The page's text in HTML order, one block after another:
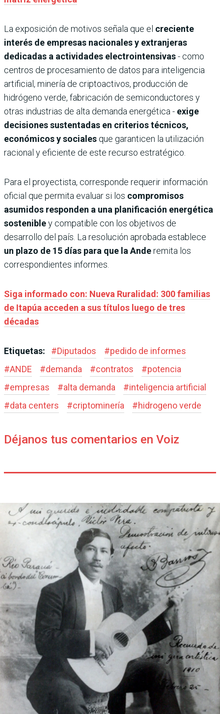
La exposición de motivos señala que el creciente
interés de empresas nacionales y extranjeras
dedicadas a actividades electrointensivas- como
centros de procesamiento de datos para inteligencia
artificial, minería de criptoactivos, producción de
hidrógeno verde, fabricación de semiconductores y
otras industrias de alta demanda energética - exige
decisiones sustentadas en criterios técnicos,
económicos y sociales que garanticen la utilización
racional y eficiente de este recurso estratégico.
Para el proyectista, corresponde requerir información
oficial que permita evaluar si los compromisos
asumidos responden a una planificación energética
sostenibley compatible con los objetivos de
desarrollo del país. La resolución aprobada establece
un plazo de 15 días para que la Anderemita los
correspondientes informes.
Siga informado con: Nueva Ruralidad: 300 familias
de Itapúa acceden a sus títulos luego de tres
décadas
Etiquetas: #Diputados #pedido de informes
#ANDE #demanda #contratos #potencia
#empresas #alta demanda #inteligencia artificial
#data centers #criptominería #hidrogeno verde
Déjanos tus comentarios en Voiz